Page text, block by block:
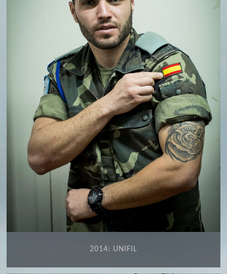
2014: UNIFIL